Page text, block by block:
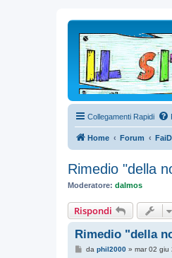
Collegamenti Rapidi
Home Forum
Rimedio "della
Moderatore: dalmos
Rispondi
Rimedio "della
Mda phil2000» mar 02 giu